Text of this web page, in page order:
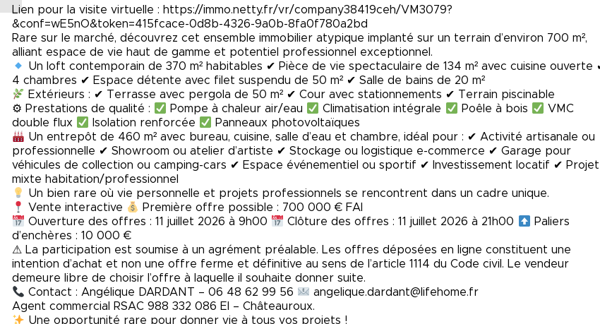
Lien pour la visite virtuelle : https://immo.netty.fr/vr/company38419ceh/VM3079?
&conf=wE5nO&token=415fcace-0d8b-4326-9a0b-8fa0f780a2bd
Rare sur le marché, découvrez cet ensemble immobilier atypique implanté sur un terrain d’environ 700 m²,
alliant espace de vie haut de gamme et potentiel professionnel exceptionnel.
Un loft contemporain de 370 m² habitables ✔ Pièce de vie spectaculaire de 134 m² avec cuisine ouverte
4 chambres ✔ Espace détente avec filet suspendu de 50 m² ✔ Salle de bains de 20 m²
Extérieurs : ✔ Terrasse avec pergola de 50 m² ✔ Cour avec stationnements ✔ Terrain piscinable
⚙ Prestations de qualité :
Pompe à chaleur air/eau Climatisation intégrale Poêle à bois
VMC
double flux
Isolation renforcée
Panneaux photovoltaïques
Un entrepôt de 460 m² avec bureau, cuisine, salle d’eau et chambre, idéal pour : ✔ Activité artisanale ou
professionnelle ✔ Showroom ou atelier d’artiste ✔ Stockage ou logistique e-commerce ✔ Garage pour
véhicules de collection ou camping-cars ✔ Espace événementiel ou sportif ✔ Investissement locatif ✔ Projet
mixte habitation/professionnel
Un bien rare où vie personnelle et projets professionnels se rencontrent dans un cadre unique.
Vente interactive
Première offre possible : 700 000 € FAI
Ouverture des offres : 11 juillet 2026 à 9h00
Clôture des offres : 11 juillet 2026 à 21h00
Paliers
d’enchères : 10 000 €
⚠ La participation est soumise à un agrément préalable. Les offres déposées en ligne constituent une
intention d’achat et non une offre ferme et définitive au sens de l’article 1114 du Code civil. Le vendeur
demeure libre de choisir l’offre à laquelle il souhaite donner suite.
Contact : Angélique DARDANT – 06 48 62 99 56
angelique.dardant@lifehome.fr
Agent commercial RSAC 988 332 086 EI – Châteauroux.
Une opportunité rare pour donner vie à tous vos projets !